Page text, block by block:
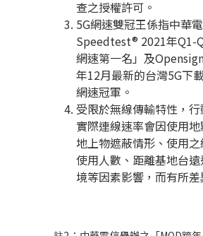
查之授權許可。
5G網速雙冠王係指中華
Speedtest® 2021年Q1-
網速第一名」及
年12月最新的台灣5G下
網速冠軍。
受限於無線傳輸特性，
實際連線速率會因使用地
地上物遮蔽情形、使用之
使用人數、距離基地台
境等因素影響，而有所差